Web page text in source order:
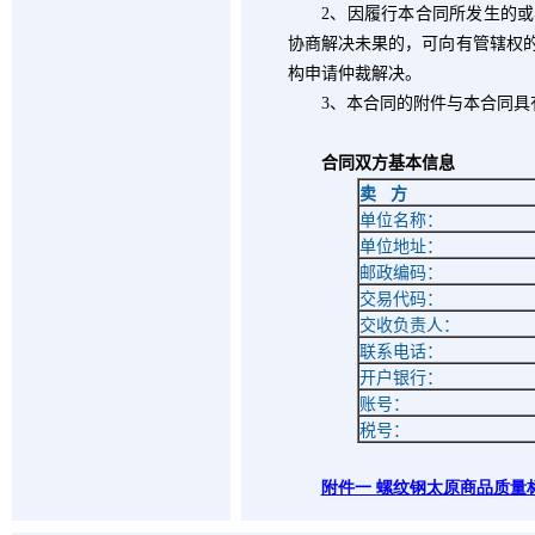
2、因履行本合同所发生的
协商解决未果的，可向有管辖权
构申请仲裁解决。
3、本合同的附件与本合同
合同双方基本信息
卖
方
单位名称：
单位地址：
邮政编码：
交易代码：
交收负责人：
联系电话：
开户银行：
账号：
税号：
附件一 螺纹钢太原商品质量